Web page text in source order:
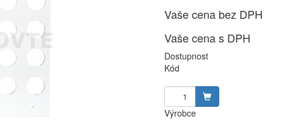
Vaše cena bez DPH
Vaše cena s DPH
Dostupnost
Kód
Výrobce